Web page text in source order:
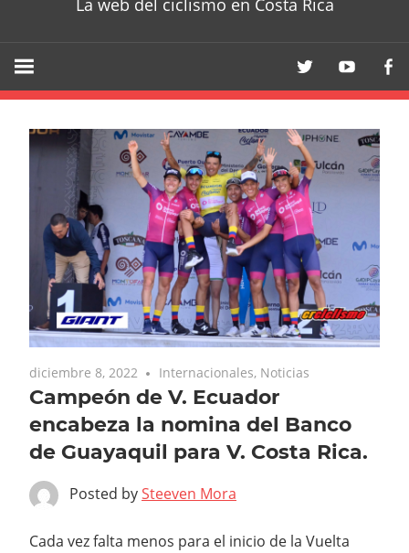
La web del ciclismo en Costa Rica
diciembre 8, 2022 Internacionales, Noticias
Campeón de V. Ecuador
encabeza la nomina del Banco
de Guayaquil para V. Costa Rica.
Posted bySteeven Mora
Cada vez falta menos para el inicio de la Vuelta